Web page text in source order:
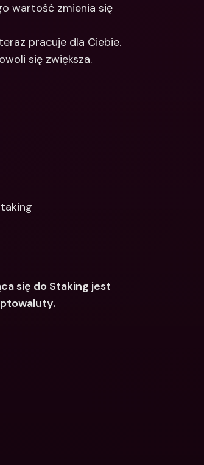
wartość zmienia się
pracuje dla Ciebie.
się zwiększa.
się do Staking jest